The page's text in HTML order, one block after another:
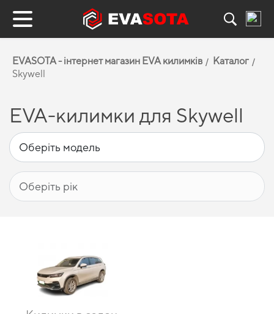
EVASOTA - інтернет магазин EVA килимків
Каталог
Skywell
EVA-килимки для Skywell